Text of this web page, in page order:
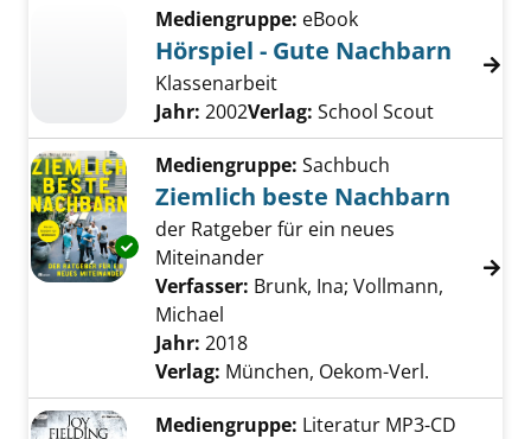
Mediengruppe: eBook
Hörspiel - Gute Nachbarn
Klassenarbeit
Suche nach diesem Verfasser
Jahr: 2002Verlag: School Scout
Exemplar-Details von Ziemlich beste
Mediengruppe: Sachbuch
Ziemlich beste Nachbarn
der Ratgeber für ein neues
Miteinander
Verfasser: Brunk, Ina; Vollmann,
Michael
Jahr: 2018
Verlag: München, Oekom-Verl.
Mediengruppe: Literatur MP3-CD